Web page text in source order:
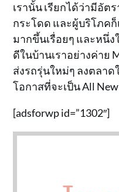
เรานั้น เรียกได้ว่ามีอัต
กระโดด และผู้บริโภค
มากขึ้นเรื่อยๆ และหนึ่
ดีในบ้านเราอย่างค่าย
ส่งรถรุ่นใหม่ๆ ลงตลา
โอกาสที่จะเป็น All
[adsforwp id=”1302″]